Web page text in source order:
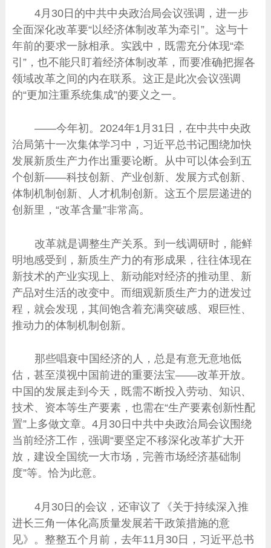
4月30日的中共中央政治局会议强调，进一步
全面深化改革要“以经济体制改革为牵引”。这与十
年前的要求一脉相承。实践中，既需充分体现“牵
引”，也不能只盯着经济体制改革，而要准确把握各
领域改革之间的内在联系。这正是此次会议强调
的“更加注重系统集成”的要义之一。
——今年初。2024年1月31日，在中共中央政
治局第十一次集体学习中，习近平总书记围绕加快
发展新质生产力作出重要论断。从中可以体会到五
个创新——科技创新、产业创新、发展方式创新、
体制机制创新、人才机制创新。这五个层层递进的
创新里，“改革含量”非常高。
改革就是调整生产关系。到一线调研时，能鲜
明地感受到，新质生产力的有形成果，往往体现在
新技术的产业实现上、新动能对经济的推动里、新
产品对生活的改变中。而细观新质生产力的迸发过
程，就会发现，其间饱含着充满突破感、艰巨性、
推动力的体制机制创新。
那些唱衰中国经济的人，总是有意无意地低
估，甚至漠视中国前进的重要法宝——改革开放。
中国的发展走到今天，既需不断投入劳动、知识、
技术、资本等生产要素，也需在“生产要素创新性配
置”上多做文章。4月30日中共中央政治局会议围绕
当前经济工作，强调“要坚定不移深化改革扩大开
放，建设全国统一大市场，完善市场经济基础制
度”等。恰为此意。
4月30日的会议，还审议了《关于持续深入推
进长三角一体化高质量发展若干政策措施的意
见》。整整五个月前，去年11月30日，习近平总书